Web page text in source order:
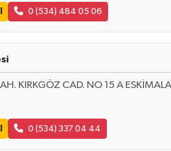
0 (534) 484 05 06
KIRKGÖZ CAD. NO 15 A
0 (534) 337 04 44